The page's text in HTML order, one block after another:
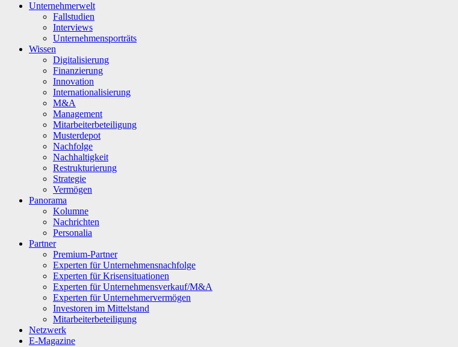
Unternehmerwelt
Fallstudien
Interviews
Unternehmensporträts
Wissen
Digitalisierung
Finanzierung
Innovation
Internationalisierung
M&A
Management
Mitarbeiterbeteiligung
Musterdepot
Nachfolge
Nachhaltigkeit
Restrukturierung
Strategie
Vermögen
Panorama
Kolumne
Nachrichten
Personalia
Partner
Premium-Partner
Experten für Unternehmensnachfolge
Experten für Krisensituationen
Experten für Unternehmensverkauf/M&A
Experten für Unternehmervermögen
Investoren im Mittelstand
Mitarbeiterbeteiligung
Netzwerk
E-Magazine